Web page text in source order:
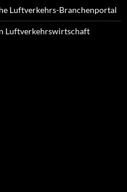
Luftverkehrs-Branchenportal
Luftverkehrswirtschaft